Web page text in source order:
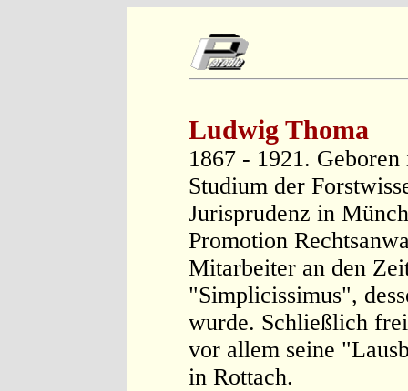
Ludwig Thoma
1867 - 1921.
Studium der
Jurisprudenz in
Promotion
Mitarbeiter an den
"Simplicissimus",
wurde. Schließlich
vor allem seine
in Rottach.